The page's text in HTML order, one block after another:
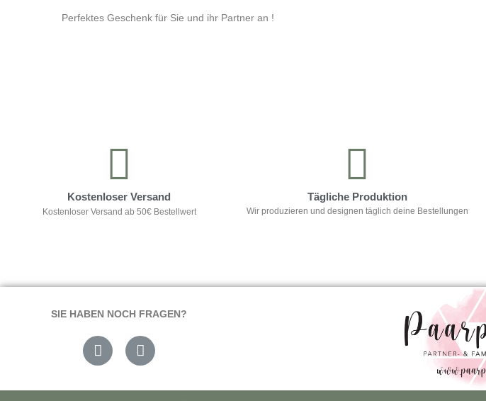
Perfektes Geschenk für Sie und ihr Partner an !
Kostenloser Versand
Kostenloser Versand ab 50€ Bestellwert
Tägliche Produktion
Wir produzieren und designen täglich deine Bestellungen
SIE HABEN NOCH FRAGEN?